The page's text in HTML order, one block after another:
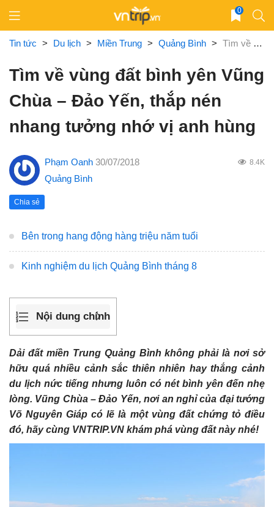
content
0
Tin tức > Du lịch > Miền Trung > Quảng Bình > Tìm về vùng đất bình yên Vũng Chùa – Đảo Yến, thắp nén nhang tưởng nhớ vị anh hùng
Tìm về vùng đất bình yên Vũng
Chùa – Đảo Yến, thắp nén
nhang tưởng nhớ vị anh hùng
Phạm Oanh 30/07/2018 8.4K
Quảng Bình
Chia sẻ
Bên trong hang động hàng triệu năm tuổi
Kinh nghiệm du lịch Quảng Bình tháng 8
Nội dung chính
Dải đất miền Trung Quảng Bình không phải là nơi sở
hữu quá nhiều cảnh sắc thiên nhiên hay thắng cảnh
du lịch nức tiếng nhưng luôn có nét bình yên đến nhẹ
lòng. Vũng Chùa – Đảo Yến, nơi an nghỉ của đại tướng
Võ Nguyên Giáp có lẽ là một vùng đất chứng tỏ điều
đó, hãy cùng VNTRIP.VN khám phá vùng đất này nhé!